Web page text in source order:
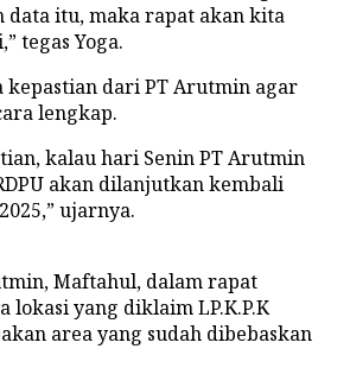
data itu, maka rapat akan kita
tegas Yoga.
kepastian dari PT Arutmin agar
lengkap.
kalau hari Senin PT Arutmin
akan dilanjutkan kembali
ujarnya.
Maftahul, dalam rapat
lokasi yang diklaim LP.K.P.K
area yang sudah dibebaskan